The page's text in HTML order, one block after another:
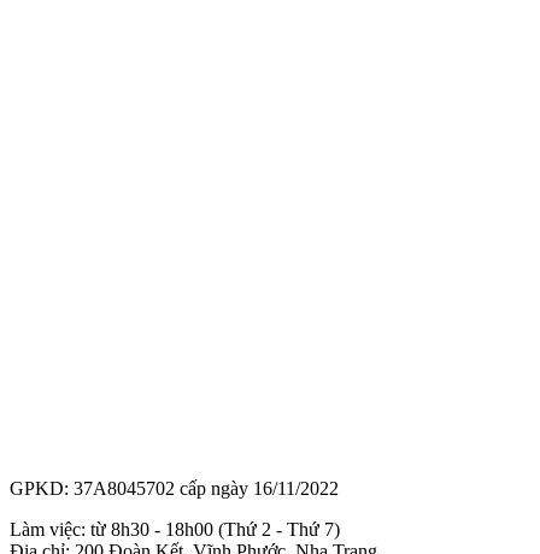
GPKD: 37A8045702 cấp ngày 16/11/2022
Làm việc: từ 8h30 - 18h00 (Thứ 2 - Thứ 7)